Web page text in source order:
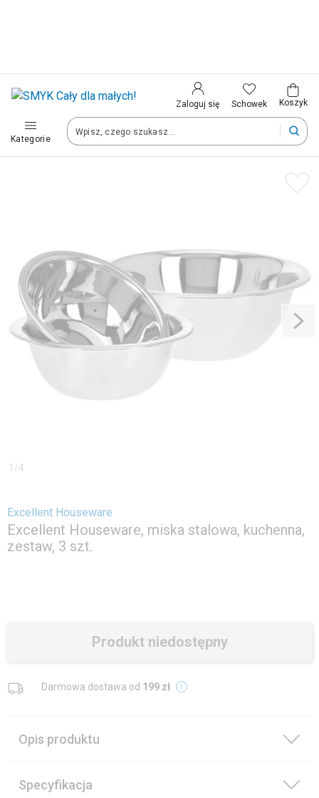
Zaloguj się Schowek Koszyk
Kategorie
Polska (Poland)
Twoje zamówienia dostarczymy na teren wybranego kraju.
Po zmianie kraju część produktów może zostać usunięta z
Zapisz
1 /4
Excellent Houseware
Excellent Houseware, miska stalowa, kuchenna,
zestaw, 3 szt.
Produkt niedostępny
Darmowa dostawa od 199 zł
Opis produktu
Specyfikacja